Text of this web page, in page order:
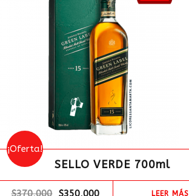
¡Oferta!
SELLO VERDE 700ml
$370,000 $350,000 LEER MÁS